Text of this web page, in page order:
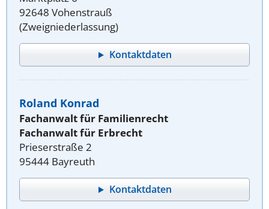
92648 Vohenstrauß
(Zweigniederlassung)
Kontaktdaten
Roland Konrad
Fachanwalt für Familienrecht
Fachanwalt für Erbrecht
Prieserstraße 2
95444 Bayreuth
Kontaktdaten